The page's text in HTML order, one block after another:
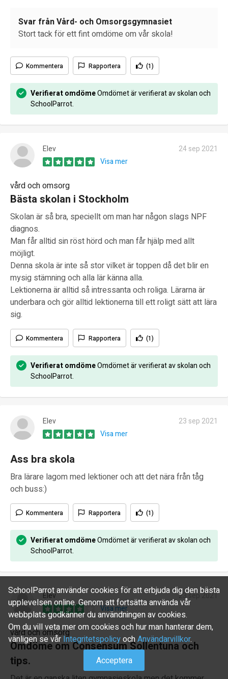
Svar från Vård- och Omsorgsgymnasiet
Stort tack för ett fint omdöme om vår skola!
Kommentera Rapportera (1)
Verifierat omdömeOmdömet är verifierat av skolan och
SchoolParrot.
Elev
24 sep 2021
Visa mer
vård och omsorg
Bästa skolan i Stockholm
Skolan är så bra, speciellt om man har någon slags NPF
diagnos.
Man får alltid sin röst hörd och man får hjälp med allt
möjligt.
Denna skola är inte så stor vilket är toppen då det blir en
mysig stämning och alla lär känna alla.
Lektionerna är alltid så intressanta och roliga. Lärarna är
underbara och gör alltid lektionerna till ett roligt sätt att lära
sig.
Kommentera Rapportera (1)
Verifierat omdömeOmdömet är verifierat av skolan och
SchoolParrot.
Elev
23 sep 2021
Visa mer
Ass bra skola
Bra lärare lagom med lektioner och att det nära från tåg
och buss:)
Kommentera Rapportera (1)
Verifierat omdömeOmdömet är verifierat av skolan och
SchoolParrot.
Elev
23 sep 2021
Visa mer
vård och omsorg
Omdöme om Consensum Sollentuna och
tips.
SchoolParrot använder cookies för att erbjuda dig den bästa
upplevelsen online. Genom att fortsätta använda vår
webbplats godkänner du användningen av cookies.
Om du vill veta mer om cookies och hur man hanterar dem,
vänligen se vårIntegritetspolicyochAnvändarvillkor.
Acceptera